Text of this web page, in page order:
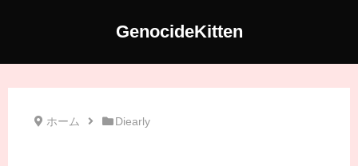
GenocideKitten
ホーム Diearly